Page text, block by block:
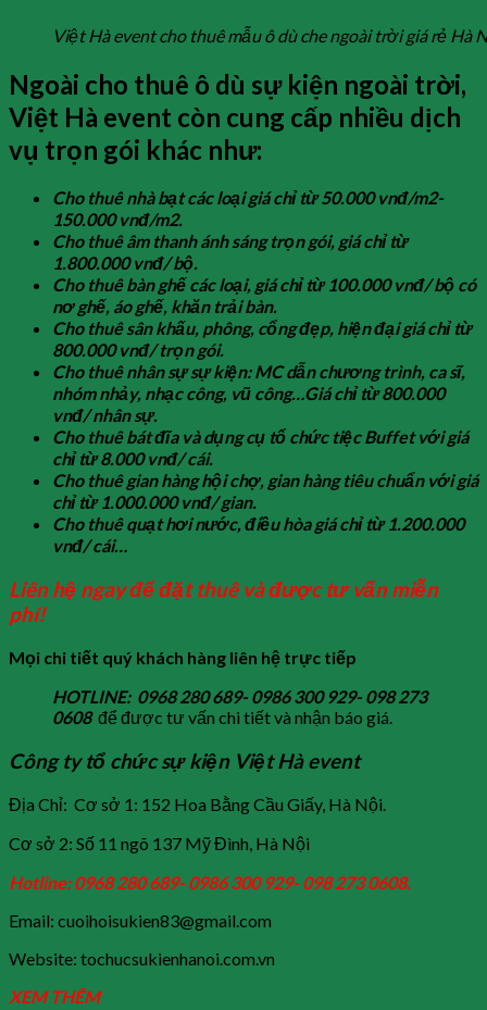
Việt Hà event cho thuê mẫu ô dù che ngoài trời giá rẻ Hà
Ngoài cho thuê ô dù sự kiện ngoài trời,
Việt Hà event còn cung cấp nhiều dịch
vụ trọn gói khác như:
Cho thuê nhà bạt các loại giá chỉ từ 50.000 vnđ/m2-
150.000 vnđ/m2.
Cho thuê âm thanh ánh sáng trọn gói, giá chỉ từ
1.800.000 vnđ/ bộ.
Cho thuê bàn ghế các loại, giá chỉ từ 100.000 vnđ/ bộ có
nơ ghế, áo ghế, khăn trải bàn.
Cho thuê sân khấu, phông, cổng đẹp, hiện đại giá chỉ từ
800.000 vnđ/ trọn gói.
Cho thuê nhân sự sự kiện: MC dẫn chương trình, ca sĩ,
nhóm nhảy, nhạc công, vũ công…Giá chỉ từ 800.000
vnđ/ nhân sự.
Cho thuê bát đĩa và dụng cụ tổ chức tiệc Buffet với giá
chỉ từ 8.000 vnđ/ cái.
Cho thuê gian hàng hội chợ, gian hàng tiêu chuẩn với giá
chỉ từ 1.000.000 vnđ/ gian.
Cho thuê quạt hơi nước, điều hòa giá chỉ từ 1.200.000
vnđ/ cái…
Liên hệ ngay để đặt thuê và được tư vấn miễn
phí!
Mọi chi tiết quý khách hàng liên hệ trực tiếp
HOTLINE: 0968 280 689- 0986 300 929- 098 273
0608 để được tư vấn chi tiết và nhận báo giá.
Công ty tổ chức sự kiện Việt Hà event
Địa Chỉ: Cơ sở 1: 152 Hoa Bằng Cầu Giấy, Hà Nội.
Cơ sở 2: Số 11 ngõ 137 Mỹ Đình, Hà Nội
Hotline: 0968 280 689- 0986 300 929- 098 273 0608.
Email: cuoihoisukien83@gmail.com
Website: tochucsukienhanoi.com.vn
XEM THÊM